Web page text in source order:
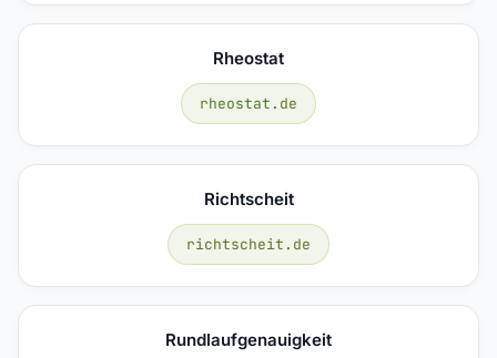
Rheostat
rheostat.de
Richtscheit
richtscheit.de
Rundlaufgenauigkeit